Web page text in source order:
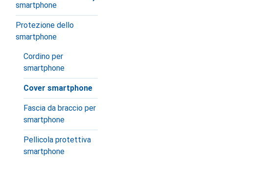
smartphone
Protezione dello
smartphone
Cordino per
smartphone
Cover smartphone
Fascia da braccio per
smartphone
Pellicola protettiva
smartphone